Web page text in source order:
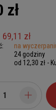
zł
69,11 zł
na
24 godziny
od 12,30 zł -